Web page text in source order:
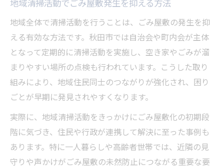
地域清掃活動でごみ屋敷発生を抑える方法
地域全体で清掃活動を行うことは、ごみ屋敷の発生を抑
える有効な方法です。秋田市では自治会や町内会が主体
となって定期的に清掃活動を実施し、空き家やごみが溜
まりやすい場所の点検も行われています。こうした取り
組みにより、地域住民同士のつながりが強化され、困り
ごとが早期に発見されやすくなります。
実際に、地域清掃活動をきっかけにごみ屋敷化の初期段
階に気づき、住民や行政が連携して解決に至った事例も
あります。特に一人暮らしや高齢者世帯では、近隣の見
守りや声かけがごみ屋敷の未然防止につながる重要な要